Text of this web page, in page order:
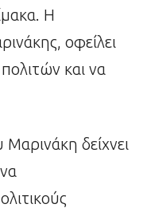
Η
οφείλει
και να
δείχνει